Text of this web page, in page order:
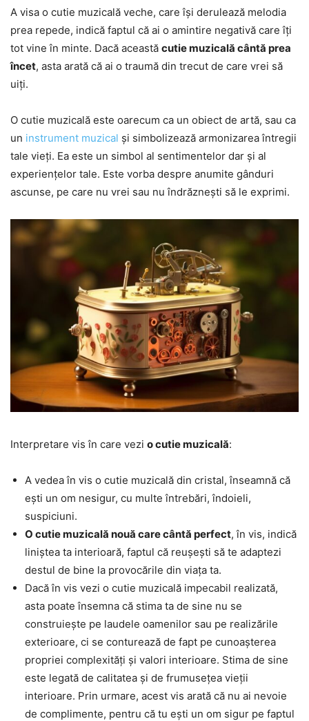
A visa o cutie muzicală veche, care își derulează melodia
prea repede, indică faptul că ai o amintire negativă care îți
tot vine în minte. Dacă această cutie muzicală cântă prea
încet, asta arată că ai o traumă din trecut de care vrei să
uiți.
O cutie muzicală este oarecum ca un obiect de artă, sau ca
un instrument muzical și simbolizează armonizarea întregii
tale vieți. Ea este un simbol al sentimentelor dar și al
experiențelor tale. Este vorba despre anumite gânduri
ascunse, pe care nu vrei sau nu îndrăznești să le exprimi.
Interpretare vis în care vezi o cutie muzicală:
A vedea în vis o cutie muzicală din cristal, înseamnă că
ești un om nesigur, cu multe întrebări, îndoieli,
suspiciuni.
O cutie muzicală nouă care cântă perfect, în vis, indică
liniștea ta interioară, faptul că reușești să te adaptezi
destul de bine la provocările din viața ta.
Dacă în vis vezi o cutie muzicală impecabil realizată,
asta poate însemna că stima ta de sine nu se
construiește pe laudele oamenilor sau pe realizările
exterioare, ci se conturează de fapt pe cunoașterea
propriei complexități și valori interioare. Stima de sine
este legată de calitatea și de frumusețea vieții
interioare. Prin urmare, acest vis arată că nu ai nevoie
de complimente, pentru că tu ești un om sigur pe faptul